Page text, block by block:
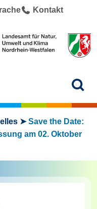
Kontakt
Save the Date:
am 02. Oktober